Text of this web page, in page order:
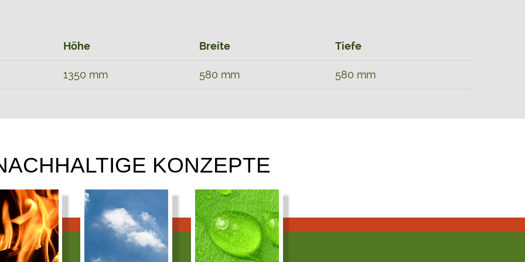
Höhe Breite Tiefe
1350 mm 580 mm 580 mm
KONZEPTE